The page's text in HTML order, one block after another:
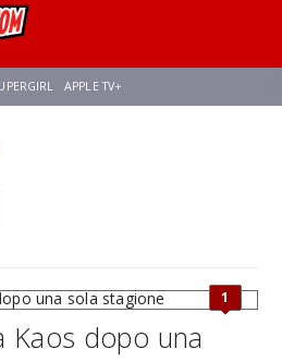
APPLE TV+
1
Kaos dopo una